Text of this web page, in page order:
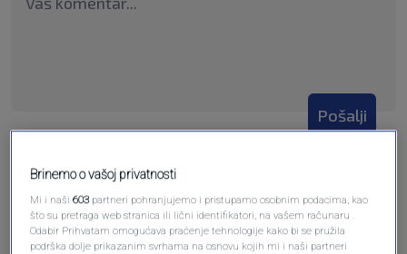
Pošalji
Pošalji komentar
Brinemo o vašoj privatnosti
Mi i naši603 partneri pohranjujemo i pristupamo osobnim podacima, kao
što su pretraga web stranica ili lični identifikatori, na vašem računaru .
Odabir Prihvatam omogućava praćenje tehnologije kako bi se pružila
podrška dolje prikazanim svrhama na osnovu kojih mi i naši partneri